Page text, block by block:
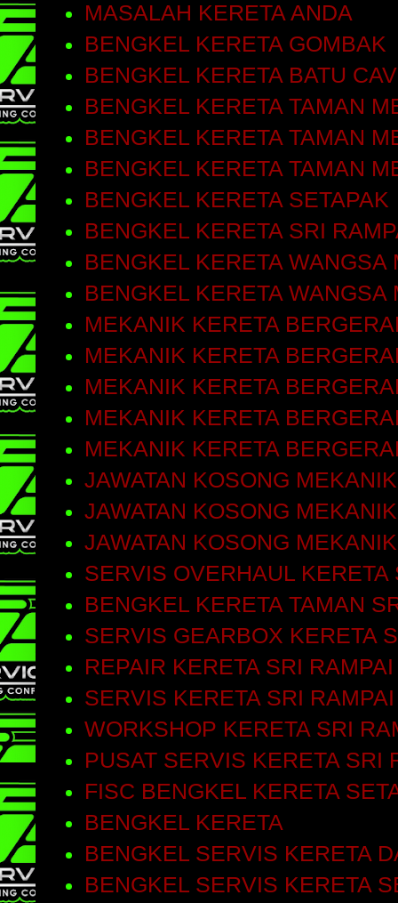
MASALAH KERETA ANDA
BENGKEL KERETA GOMBAK
BENGKEL KERETA BATU
BENGKEL KERETA TAMAN
BENGKEL KERETA TAMAN
BENGKEL KERETA TAMAN
BENGKEL KERETA SETAPAK
BENGKEL KERETA SRI
BENGKEL KERETA WANGSA
BENGKEL KERETA WANGSA
MEKANIK KERETA
MEKANIK KERETA
MEKANIK KERETA
MEKANIK KERETA
MEKANIK KERETA
JAWATAN KOSONG MEKANIK
JAWATAN KOSONG
JAWATAN KOSONG
SERVIS OVERHAUL KERETA
BENGKEL KERETA TAMAN
SERVIS GEARBOX KERETA
REPAIR KERETA SRI RAMPAI
SERVIS KERETA SRI RAMPAI
WORKSHOP KERETA SRI
PUSAT SERVIS KERETA SRI
FISC BENGKEL KERETA
BENGKEL KERETA
BENGKEL SERVIS KERETA
BENGKEL SERVIS KERETA